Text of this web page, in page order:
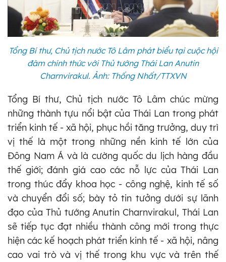
Tổng Bí thư, Chủ tịch nước Tô Lâm phát biểu tại cuộc hội
đàm chính thức với Thủ tướng Thái Lan Anutin
Charnvirakul. Ảnh: Thống Nhất/TTXVN
Tổng Bí thư, Chủ tịch nước Tô Lâm chúc mừng
những thành tựu nổi bật của Thái Lan trong phát
triển kinh tế - xã hội, phục hồi tăng trưởng, duy trì
vị thế là một trong những nền kinh tế lớn của
Đông Nam Á và là cường quốc du lịch hàng đầu
thế giới; đánh giá cao các nỗ lực của Thái Lan
trong thúc đẩy khoa học - công nghệ, kinh tế số
và chuyển đổi số; bày tỏ tin tưởng dưới sự lãnh
đạo của Thủ tướng Anutin Charnvirakul, Thái Lan
sẽ tiếp tục đạt nhiều thành công mới trong thực
hiện các kế hoạch phát triển kinh tế - xã hội, nâng
cao vai trò và vị thế trong khu vực và trên thế